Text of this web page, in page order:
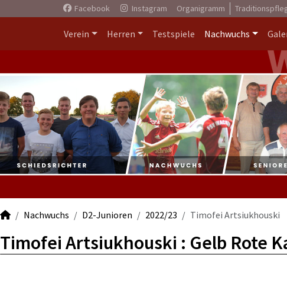
Facebook Instagram Organigramm
Verein Herren Testspiele Nachwuchs
Nachwuchs D2-Junioren 2022/23 Timofei Artsiukhouski
Timofei Artsiukhouski : Gelb Rote